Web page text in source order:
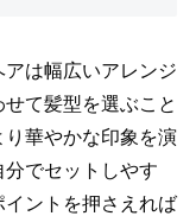
は幅広いアレンジ
て髪型を選ぶこと
華やかな印象を演
でセットしやす
イントを押さえれば